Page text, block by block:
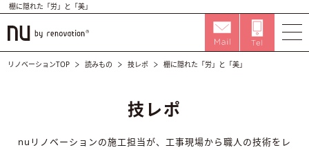
棚に隠れた「労」と「美」
リノベーションTOP 読みもの 技レポ 棚に隠れた「労」と「美」
技レポ
nuリノベーションの施工担当が、工事現場から職人の技術をレ